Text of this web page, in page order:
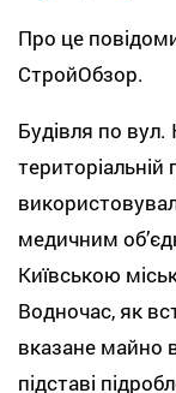
Про це
СтройОбзор.
Будівля по
медичним
Київською
Водночас, як
вказане майно
підставі